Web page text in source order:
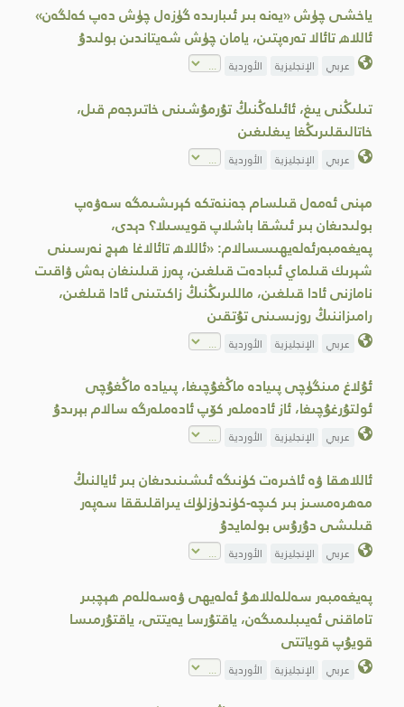
ياخشى چۈش «يەنە بىر ئىبارىدە گۈزەل چۈش دەپ كەلگەن»
ئاللاھ تائالا تەرەپتىن، يامان چۈش شەيتاندىن بولىدۇ
عربي الإنجليزية الأوردية
تىلىڭنى يىغ، ئائىلەڭنىڭ تۇرمۇشىنى خاتىرجەم قىل،
خاتالىقلىرىڭغا يىغلىغىن
عربي الإنجليزية الأوردية
مېنى ئەمەل قىلسام جەننەتكە كېرىشىمگە سەۋەپ
بولىدىغان بىر ئىشقا باشلاپ قويسىلا؟ دېدى،
پەيغەمبەرئەلەيھىسسالام: «ئاللاھ تائالاغا ھېچ نەرسىنى
شېرىك قىلماي ئىبادەت قىلغىن، پەرز قىلىنغان بەش ۋاقىت
نامازنى ئادا قىلغىن، ماللىرىڭنىڭ زاكىتىنى ئادا قىلغىن،
رامىزاننىڭ روزىسىنى تۇتقىن
عربي الإنجليزية الأوردية
ئۇلاغ مىنگۈچى پىيادە ماڭغۇچىغا، پىيادە ماڭغۇچى
ئولتۇرغۇچىغا، ئاز ئادەملەر كۆپ ئادەملەرگە سالام بېرىدۇ
عربي الإنجليزية الأوردية
ئاللاھقا ۋە ئاخىرەت كۈنىگە ئىشىنىدىغان بىر ئايالنىڭ
مەھرەمسىز بىر كىچە-كۈندۈزلۈك يىراقلىققا سەپەر
قىلىشى دۇرۇس بولمايدۇ
عربي الإنجليزية الأوردية
پەيغەمبەر سەللەللاھۇ ئەلەيھى ۋەسەللەم ھېچبىر
تاماقنى ئەيىبلىمىگەن، ياقتۇرسا يەيتتى، ياقتۇرمىسا
قويۇپ قوياتتى
عربي الإنجليزية الأوردية